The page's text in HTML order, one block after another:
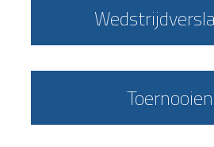
Toernooien